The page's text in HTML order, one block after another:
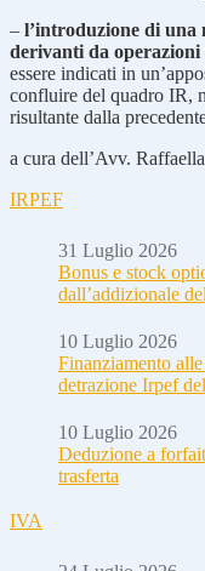
– l’introduzione di una
derivanti da
essere indicati in
confluire del quadro IR,
risultante dalla
a cura dell’Avv.
IRPEF
31 Luglio 2026
Bonus e stock
dall’addizionale
10 Luglio 2026
Finanziamento
detrazione Irpef
10 Luglio 2026
Deduzione a
trasferta
IVA